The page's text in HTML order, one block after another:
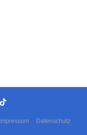
Impressum Datenschutz